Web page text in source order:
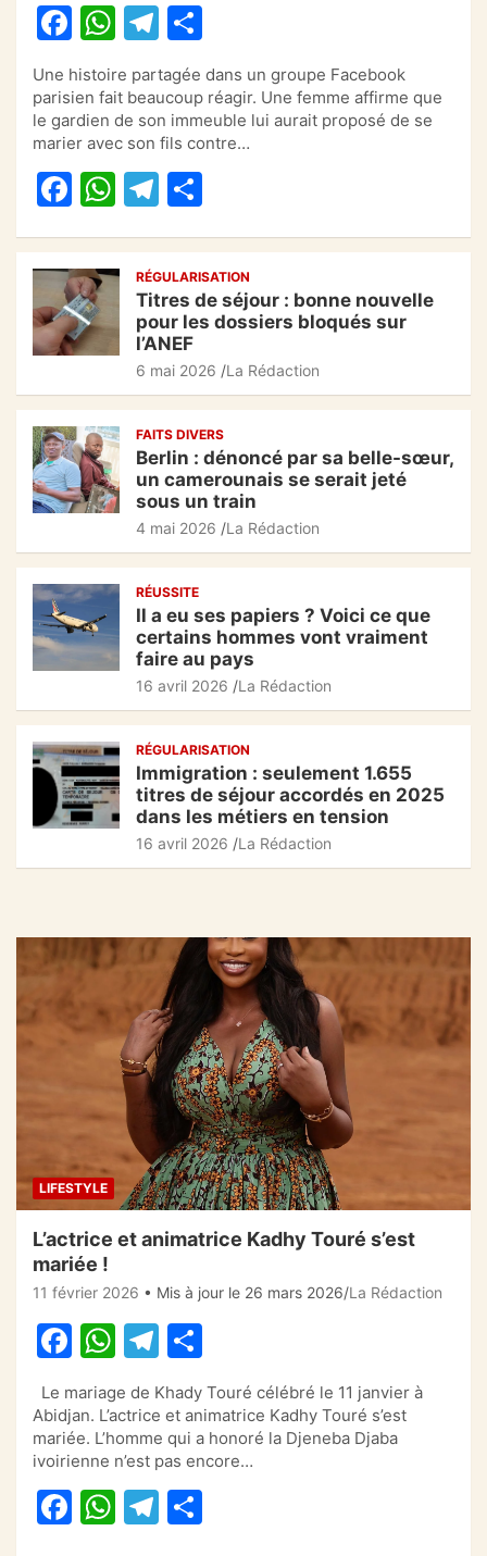
F
a
c
e
b
o
o
k
W
at
s
A
p
p
T
el
e
gr
a
m
ar
ta
g
er
Une histoire partagée dans un groupe Facebook
parisien fait beaucoup réagir. Une femme affirme que
le gardien de son immeuble lui aurait proposé de se
marier avec son fils contre…
F
c
e
b
o
o
k
W
at
s
A
p
p
T
gr
a
m
g
er
RÉGULARISATION
Titres de séjour : bonne nouvelle
pour les dossiers bloqués sur
l’ANEF
6 mai 2026 La Rédaction
FAITS DIVERS
Berlin : dénoncé par sa belle-sœur,
un camerounais se serait jeté
sous un train
4 mai 2026 La Rédaction
RÉUSSITE
Il a eu ses papiers ? Voici ce que
certains hommes vont vraiment
faire au pays
16 avril 2026 La Rédaction
RÉGULARISATION
Immigration : seulement 1.655
titres de séjour accordés en 2025
dans les métiers en tension
16 avril 2026 La Rédaction
LIFESTYLE
L’actrice et animatrice Kadhy Touré s’est
mariée !
11 février 2026 • Mis à jour le 26 mars 2026 La Rédaction
F
c
e
b
o
W
at
s
A
p
T
el
e
gr
a
m
ar
ta
g
er
Le mariage de Khady Touré célébré le 11 janvier à
Abidjan. L’actrice et animatrice Kadhy Touré s’est
mariée. L’homme qui a honoré la Djeneba Djaba
ivoirienne n’est pas encore…
F
W T